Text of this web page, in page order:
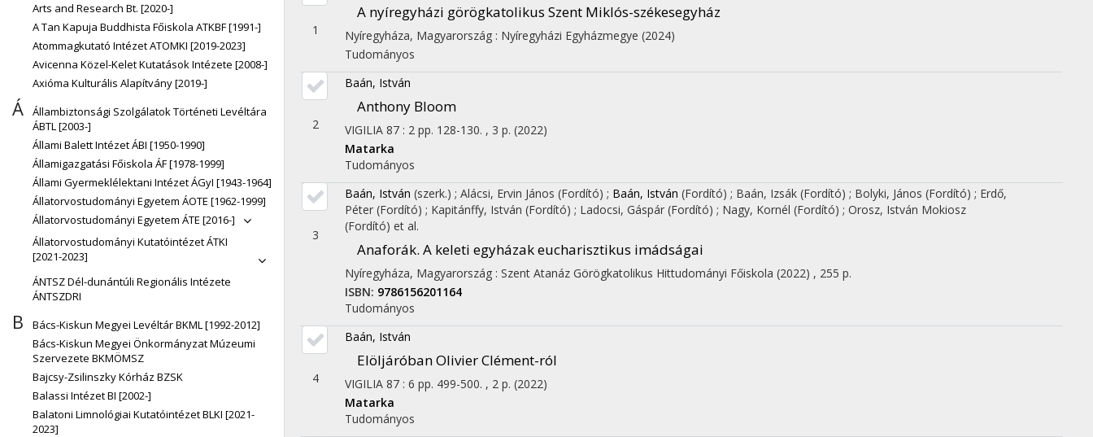
Arts and Research Bt. [2020-]
A Tan Kapuja Buddhista Főiskola ATKBF [1991-]
Atommagkutató Intézet ATOMKI [2019-2023]
Avicenna Közel-Kelet Kutatások Intézete [2008-]
Axióma Kulturális Alapítvány [2019-]
Á
Állambiztonsági Szolgálatok Történeti Levéltára
ÁBTL [2003-]
Állami Balett Intézet ÁBI [1950-1990]
Államigazgatási Főiskola ÁF [1978-1999]
Állami Gyermeklélektani Intézet ÁGyI [1943-1964]
Állatorvostudományi Egyetem ÁOTE [1962-1999]
Állatorvostudományi Egyetem ÁTE [2016-]
Állatorvostudományi Kutatóintézet ÁTKI
[2021-2023]
ÁNTSZ Dél-dunántúli Regionális Intézete
ÁNTSZDRI
B
Bács-Kiskun Megyei Levéltár BKML [1992-2012]
Bács-Kiskun Megyei Önkormányzat Múzeumi
Szervezete BKMÖMSZ
Bajcsy-Zsilinszky Kórház BZSK
Balassi Intézet BI [2002-]
Balatoni Limnológiai Kutatóintézet BLKI [2021-
2023]
1
A nyíregyházi görögkatolikus Szent Miklós-székesegyház
Nyíregyháza, Magyarország : Nyíregyházi Egyházmegye (2024)
Tudományos
2
Baán, István
Anthony Bloom
VIGILIA 87 : 2 pp. 128-130. , 3 p. (2022)
Matarka
Tudományos
3
Baán, István (szerk.) ; Alácsi, Ervin János (Fordító) ; Baán, István (Fordító) ; Baán, Izsák (Fordító) ; Bolyki, János (Fordító) ; Erdő,
Péter (Fordító) ; Kapitánffy, István (Fordító) ; Ladocsi, Gáspár (Fordító) ; Nagy, Kornél (Fordító) ; Orosz, István Mokiosz
(Fordító) et al.
Anaforák. A keleti egyházak eucharisztikus imádságai
Nyíregyháza, Magyarország : Szent Atanáz Görögkatolikus Hittudományi Főiskola (2022) , 255 p.
ISBN: 9786156201164
Tudományos
4
Baán, István
Elöljáróban Olivier Clément-ról
VIGILIA 87 : 6 pp. 499-500. , 2 p. (2022)
Matarka
Tudományos